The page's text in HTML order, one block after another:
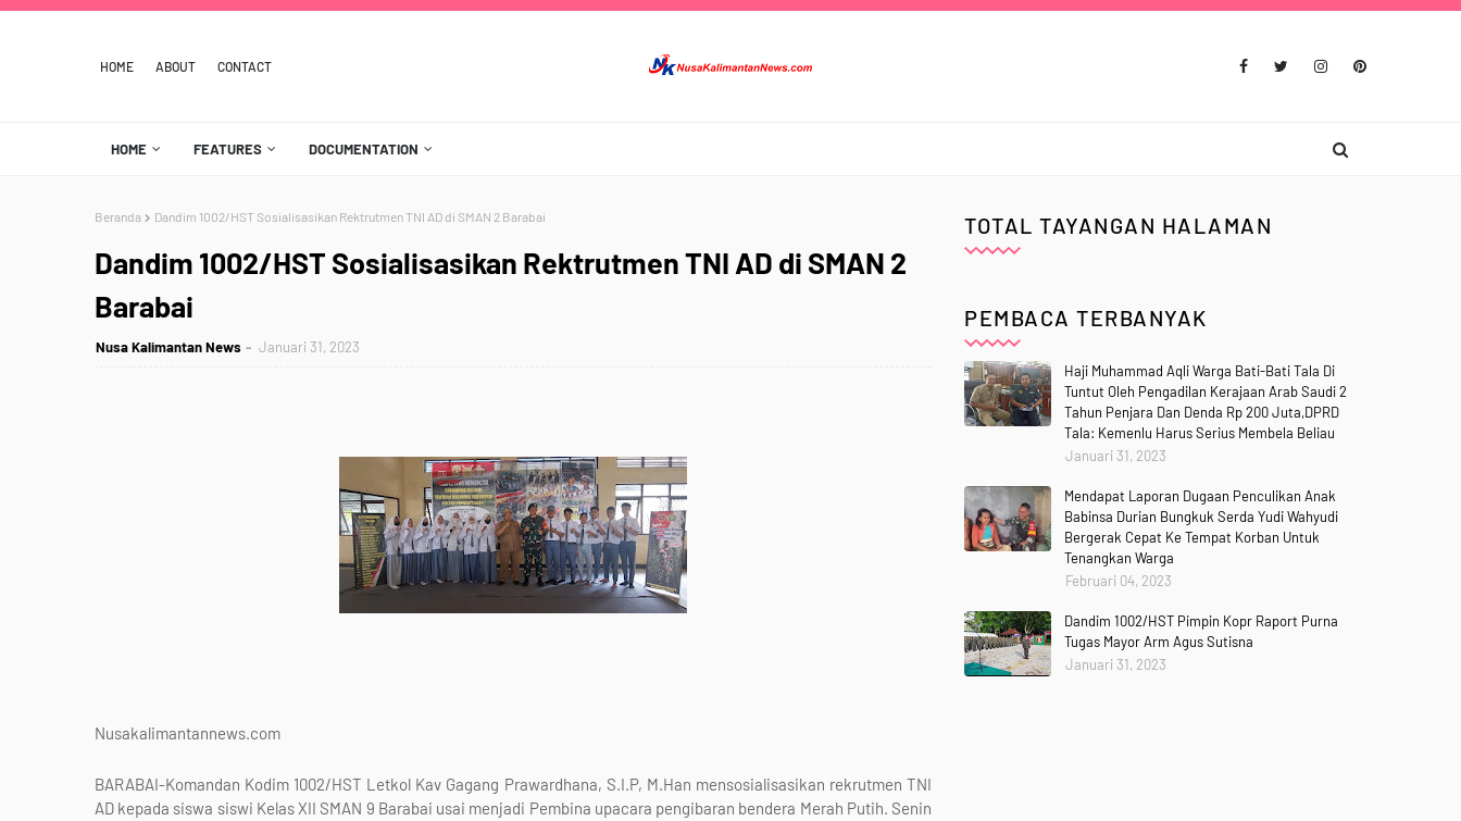
HOME ABOUT CONTACT
HOME FEATURES DOCUMENTATION
Beranda Dandim 1002/HST Sosialisasikan Rektrutmen TNI AD di SMAN 2 Barabai
Dandim 1002/HST Sosialisasikan Rektrutmen TNI AD di SMAN 2
Barabai
Nusa Kalimantan News Januari 31, 2023
Nusakalimantannews.com
BARABAI-Komandan Kodim 1002/HST Letkol Kav Gagang Prawardhana, S.I.P, M.Han mensosialisasikan rekrutmen TNI
AD kepada siswa siswi Kelas XII SMAN 9 Barabai usai menjadi Pembina upacara pengibaran bendera Merah Putih. Senin
TOTAL TAYANGAN HALAMAN
PEMBACA TERBANYAK
Haji Muhammad Aqli Warga Bati-Bati Tala Di
Tuntut Oleh Pengadilan Kerajaan Arab Saudi 2
Tahun Penjara Dan Denda Rp 200 Juta,DPRD
Tala: Kemenlu Harus Serius Membela Beliau
Januari 31, 2023
Mendapat Laporan Dugaan Penculikan Anak
Babinsa Durian Bungkuk Serda Yudi Wahyudi
Bergerak Cepat Ke Tempat Korban Untuk
Tenangkan Warga
Februari 04, 2023
Dandim 1002/HST Pimpin Kopr Raport Purna
Tugas Mayor Arm Agus Sutisna
Januari 31, 2023